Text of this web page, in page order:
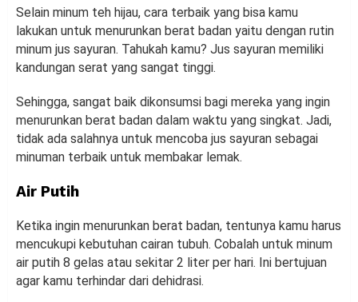
Selain minum teh hijau, cara terbaik yang bisa kamu
lakukan untuk menurunkan berat badan yaitu dengan rutin
minum jus sayuran. Tahukah kamu? Jus sayuran memiliki
kandungan serat yang sangat tinggi.
Sehingga, sangat baik dikonsumsi bagi mereka yang ingin
menurunkan berat badan dalam waktu yang singkat. Jadi,
tidak ada salahnya untuk mencoba jus sayuran sebagai
minuman terbaik untuk membakar lemak.
Air Putih
Ketika ingin menurunkan berat badan, tentunya kamu harus
mencukupi kebutuhan cairan tubuh. Cobalah untuk minum
air putih 8 gelas atau sekitar 2 liter per hari. Ini bertujuan
agar kamu terhindar dari dehidrasi.